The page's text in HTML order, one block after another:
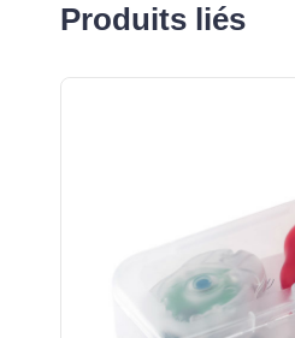
Produits liés